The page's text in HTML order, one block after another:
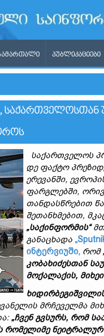
ᲞᲣᲑᲚᲘᲙᲐᲪᲘᲔᲑᲘ
საქართველოს
დე ფაქტო
ერევანში,
ფარგლებში,
თანდასწრებით
შეთანხმებით,
„საქინფორმის“
განაცხადა
ინტერვიუში, რომ
კობახიძესთან
მოქალაქის,
მრჩეველმა
:„ჩვენ გვსურს, რომ
რომელიმე ნეიტრალურ